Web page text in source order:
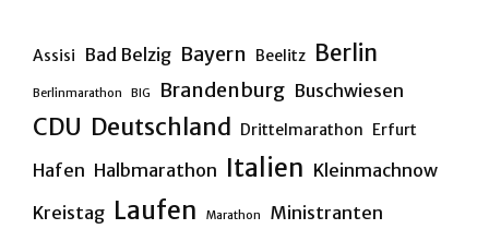
Assisi Bad Belzig Bayern Beelitz Berlin
Berlinmarathon BIG Brandenburg Buschwiesen
CDU Deutschland Drittelmarathon Erfurt
Hafen Halbmarathon Italien Kleinmachnow
Kreistag Laufen Marathon Ministranten